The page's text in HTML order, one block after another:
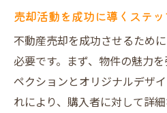
実績に基づくデザイ
購入希望者にインパ
見学者を増やすため
安心取引を実現する建物
性
売却活動を成功に導くステ
不動産売却を成功させるため
必要です。まず、物件の魅力
ペクションとオリジナルデザ
れにより、購入者に対して詳